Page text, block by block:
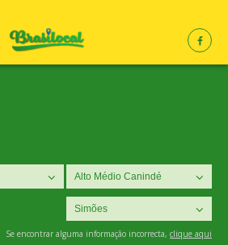
Se encontrar alguma informação incorrecta, clique aqui